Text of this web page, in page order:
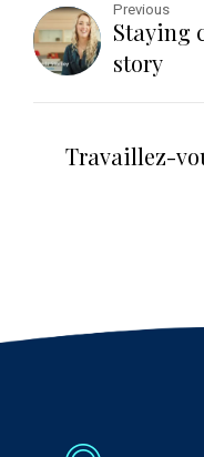
Previous
Staying
story
Travaillez-